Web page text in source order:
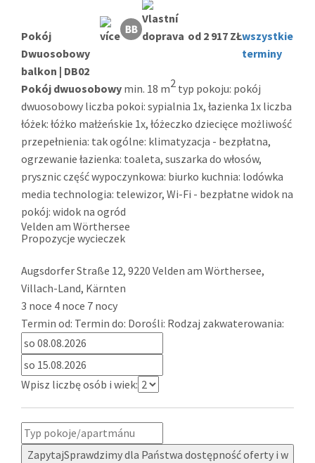
Pokój
Dwuosobowy
balkon | DB02
od 2 917 ZŁwszystkie
terminy
Pokój dwuosobowy min. 18 m2 typ pokoju: pokój
dwuosobowy liczba pokoi: sypialnia 1x, łazienka 1x liczba
łóżek: łóżko małżeńskie 1x, łóżeczko dziecięce możliwość
przepełnienia: tak ogólne: klimatyzacja - bezpłatna,
ogrzewanie łazienka: toaleta, suszarka do włosów,
prysznic część wypoczynkowa: biurko kuchnia: lodówka
media technologia: telewizor, Wi-Fi - bezpłatne widok na
pokój: widok na ogród
Velden am Wörthersee
Propozycje wycieczek
Augsdorfer Straße 12, 9220 Velden am Wörthersee,
Villach-Land, Kärnten
3 noce 4 noce 7 nocy
Termin od: Termin do: Dorośli: Rodzaj zakwaterowania:
Wpisz liczbę osób i wiek:
ZapytajSprawdzimy dla Państwa dostępność oferty i w